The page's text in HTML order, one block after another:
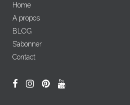
Home
A propos
BLOG
S’abonner
Contact